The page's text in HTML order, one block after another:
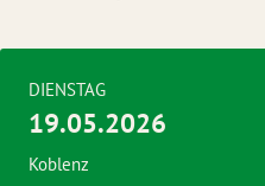
DIENSTAG
19.05.2026
Koblenz